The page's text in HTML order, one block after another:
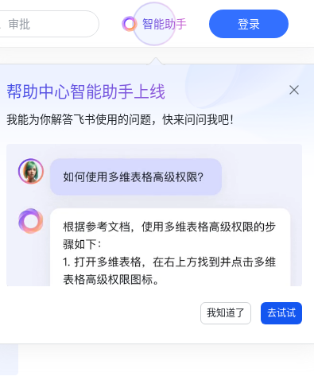
智能助手
帮助中心智能助手上线
我能为你解答飞书使用的问题，快来问问我吧！
我知道了 去试试
登录
本篇目录
二、汇报客户拜访日程​
三、评估员工工作绩效​